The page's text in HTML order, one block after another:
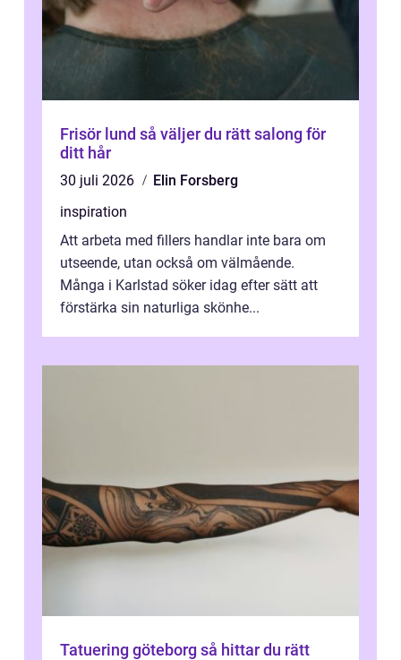
Frisör lund så väljer du rätt salong för
ditt hår
30 juli 2026
Elin Forsberg
inspiration
Att arbeta med fillers handlar inte bara om
utseende, utan också om välmående.
Många i Karlstad söker idag efter sätt att
förstärka sin naturliga skönhe...
Tatuering göteborg så hittar du rätt